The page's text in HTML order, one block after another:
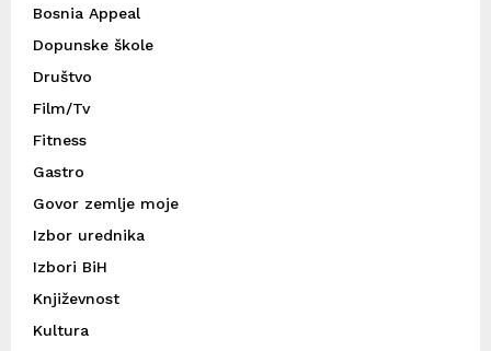
Bosnia Appeal
Dopunske škole
Društvo
Film/Tv
Fitness
Gastro
Govor zemlje moje
Izbor urednika
Izbori BiH
Književnost
Kultura